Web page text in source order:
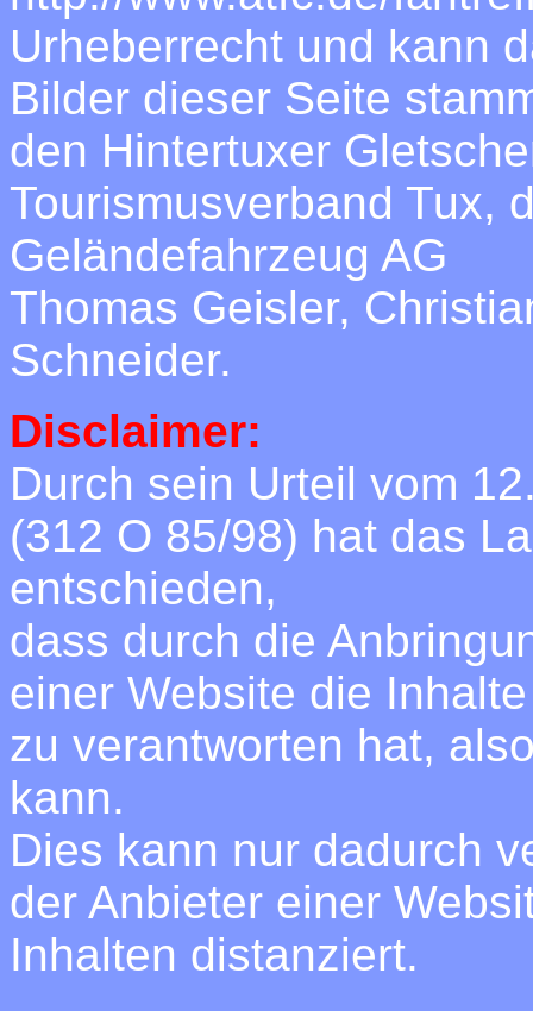
Urheberrecht und kann
Bilder dieser Seite
den Hintertuxer
Tourismusverband Tux,
Geländefahrzeug AG
Thomas Geisler,
Schneider.
Disclaimer:
Durch sein Urteil vom
(312 O 85/98) hat das
entschieden,
dass durch die
einer Website die
zu verantworten hat,
kann.
Dies kann nur dadurch
der Anbieter einer
Inhalten distanziert.